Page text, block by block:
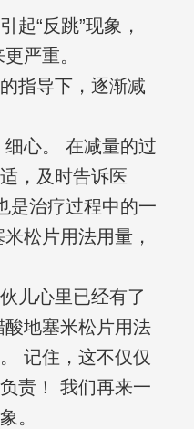
起“反跳”现象，
严重。
指导下，逐渐减
心。 在减量的过
，及时告诉医
是治疗过程中的一
松片用法用量，
儿心里已经有了
地塞米松片用法
记住，这不仅仅
责！ 我们再来一
。